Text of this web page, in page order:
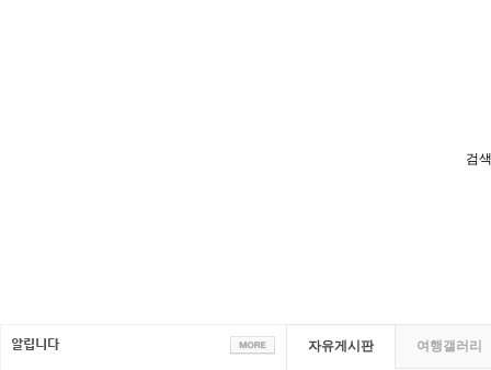
검
자유게시판 여행갤러리